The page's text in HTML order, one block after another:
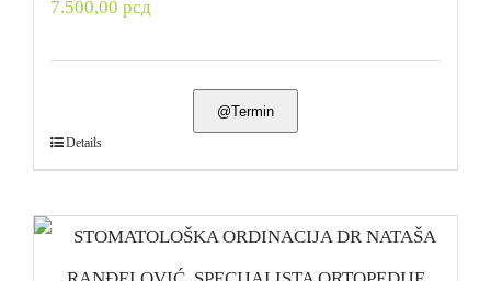
7.500,00 рсд
@Termin
Details